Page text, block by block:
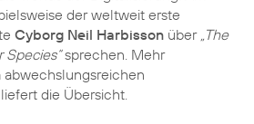
der weltweit erste
Cyborg Neil Harbisson über „The
Species“sprechen. Mehr
abwechslungsreichen
die Übersicht.